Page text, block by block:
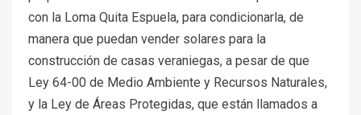
con la Loma Quita Espuela, para condicionarla, de
manera que puedan vender solares para la
construcción de casas veraniegas, a pesar de que
Ley 64-00 de Medio Ambiente y Recursos Naturales,
y la Ley de Áreas Protegidas, que están llamados a